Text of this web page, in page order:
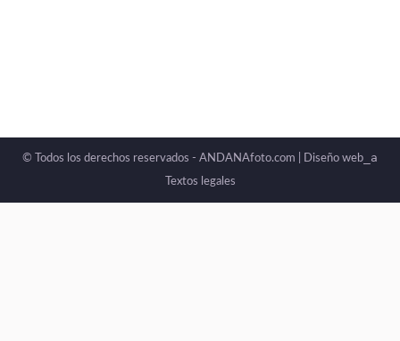
© Todos los derechos reservados - ANDANAfoto.com | Diseño web _a
Textos legales